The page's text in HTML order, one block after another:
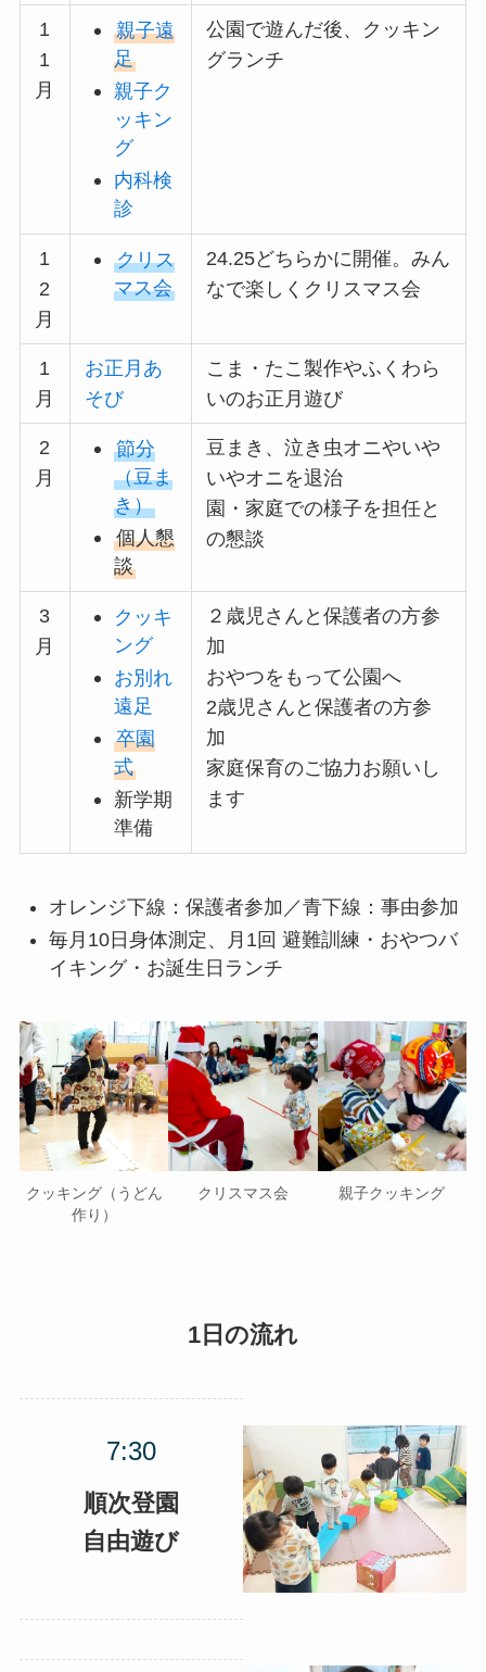
1
1
月
親子遠
足
親子ク
ッキン
グ
内科検
診
公園で遊んだ後、クッキン
グランチ
1
2
月
クリス
マス会
24.25どちらかに開催。みん
なで楽しくクリスマス会
1
月
お正月あ
そび
こま・たこ製作やふくわら
いのお正月遊び
2
月
節分
（豆ま
き）
個人懇
談
豆まき、泣き虫オニやいや
いやオニを退治
園・家庭での様子を担任と
の懇談
3
月
クッキ
ング
お別れ
遠足
卒園
式
新学期
準備
２歳児さんと保護者の方参
加
おやつをもって公園へ
2歳児さんと保護者の方参
加
家庭保育のご協力お願いし
ます
オレンジ下線：保護者参加／青下線：事由参加
毎月10日身体測定、月1回 避難訓練・おやつバ
イキング・お誕生日ランチ
クッキング（うどん
作り）
クリスマス会 親子クッキング
1日の流れ
順次登園
自由遊び